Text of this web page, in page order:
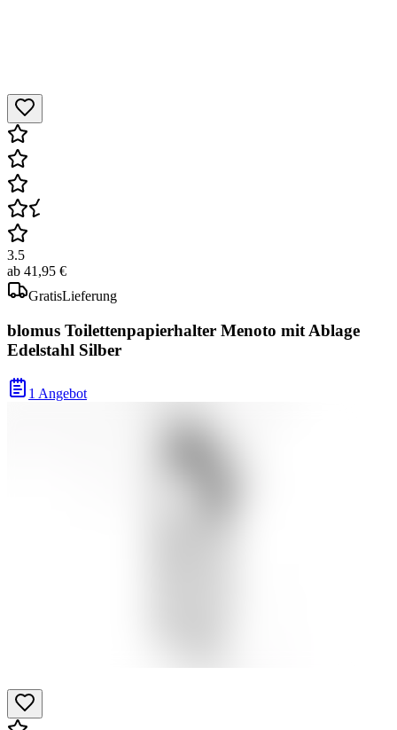
3.5
ab 41,95 €
GratisLieferung
blomus Toilettenpapierhalter Menoto mit Ablage
Edelstahl Silber
1 Angebot